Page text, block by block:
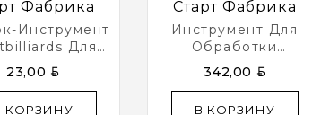
Фабрика
Инструмент
Для
Tip-Pik
SB137
23,00 BYN
КОРЗИНУ
Старт Фабрика
Инструмент Для
Обработки
Наклейки И Кия 3 В
1
342,00 BYN
В КОРЗИНУ